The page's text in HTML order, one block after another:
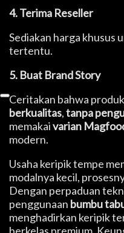
4. Terima Reseller
Sediakan harga khusus
tertentu.
5. Buat Brand Story
Ceritakan bahwa
berkualitas,tanpa
memakaivarian
modern.
Usaha keripik tempe
modalnya kecil,
Dengan perpaduan
penggunaan bumbu
menghadirkan keripik